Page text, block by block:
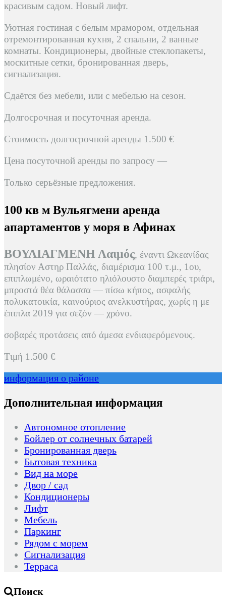
красивым садом. Новый лифт.
Уютная гостиная с белым мрамором, отдельная
отремонтированная кухня, 2 спальни, 2 ванные
комнаты. Кондиционеры, двойные стеклопакеты,
москитные сетки, бронированная дверь,
сигнализация.
Сдаётся без мебели, или с мебелью на сезон.
Долгосрочная и посуточная аренда.
Стоимость долгосрочной аренды 1.500 €
Цена посуточной аренды по запросу —
Только серьёзные предложения.
100 кв м Вульягмени аренда
апартаментов у моря в Афинах
ΒΟΥΛΙΑΓΜΕΝΗ Λαιμός, έναντι Ωκεανίδας
πλησίον Αστηρ Παλλάς, διαμέρισμα 100 τ.μ., 1ου,
επιπλωμένο, ωραιότατο ηλιόλουστο διαμπερές τριάρι,
μπροστά θέα θάλασσα — πίσω κήπος, ασφαλής
πολυκατοικία, καινούριος ανελκυστήρας, χωρίς η με
έπιπλα 2019 για σεζόν — χρόνο.
σοβαρές προτάσεις από άμεσα ενδιαφερόμενους.
Тιμή 1.500 €
информация о районе
Дополнительная информация
Автономное отопление
Бойлер от солнечных батарей
Бронированная дверь
Бытовая техника
Вид на море
Двор / сад
Кондиционеры
Лифт
Мебель
Паркинг
Рядом с морем
Сигнализация
Терраса
Поиск